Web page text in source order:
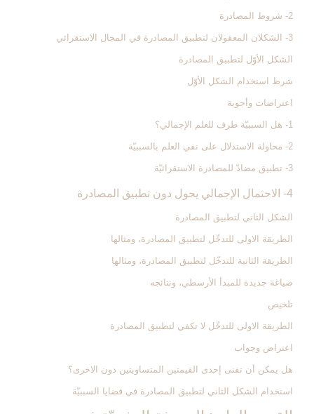
2- شروط المصادرة
3- الشكلان المعقولان لتطبيق المصادرة في المجال الاستقرائي‏
الشكل الأوّل لتطبيق المصادرة
شرط استخدام الشكل الأوّل
اعتراضات وأجوبة
1- هل السببيّة طرف للعلم الإجمالي؟
2- محاولة الاستدلال على نفي العلم بالسببيّة
3- تطبيق مضادّ للمصادرة الاستقرائيّة
4- الاحتمال الإجمالي يحول دون تطبيق المصادرة
الشكل الثاني لتطبيق المصادرة
الطريقة الاولى للتدخّل لتطبيق المصادرة، ومثالها
الطريقة الثانية للتدخّل لتطبيق المصادرة، ومثالها
صياغة جديدة للمبدأ الأرسطي، ونتائجه
تلخيص
الطريقة الاولى للتدخّل لا تكفي لتطبيق المصادرة
اعتراض وجواب
هل يمكن أن تفنى إحدى القيمتين المتساويتين دون الاخرى؟
استخدام الشكل الثاني لتطبيق المصادرة في قضايا السببيّة